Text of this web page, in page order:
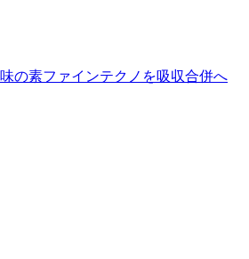
の素ファインテクノを吸収合併へ